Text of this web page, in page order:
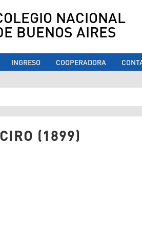
NACIONAL
BUENOS AIRES
INGRESO COOPERADORA
usted aquí
(1899)